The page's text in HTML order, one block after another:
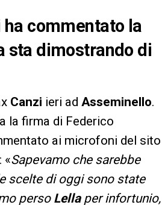
commentato la
sta dimostrando di
Canzi ieri ad Asseminello.
la firma di Federico
ai microfoni del sito
«Sapevamo che sarebbe
scelte di oggi sono state
perso Lellaper infortunio,